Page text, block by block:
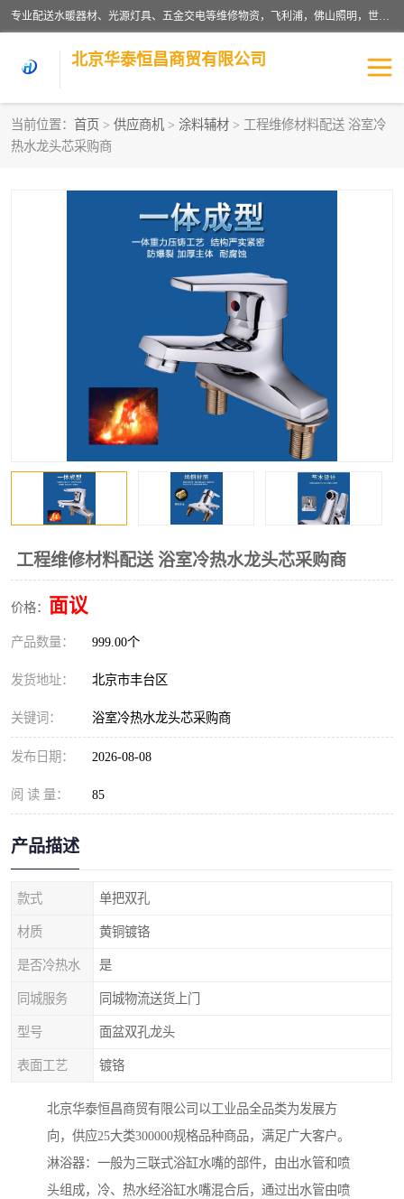
专业配送水暖器材、光源灯具、五金交电等维修物资，飞利浦，佛山照明，世达，博世，九牧，特陶等各产品涉及国内外知名品牌。公司专注与物业、学校、酒店、工厂等单位合作，提供一站式配送服务，降低客户综合成本。依托电子商务改变传统模式，以专业的团队为客户提供24H物资配送到达，货到月结、统一开票，便捷退换等服务，提高了企业的运营效率。
北京华泰恒昌商贸有限公司
当前位置： 首页 > 供应商机 > 涂料辅材 > 工程维修材料配送 浴室冷
热水龙头芯采购商
工程维修材料配送 浴室冷热水龙头芯采购商
价格： 面议
产品数量： 999.00个
发货地址： 北京市丰台区
关键词： 浴室冷热水龙头芯采购商
发布日期： 2026-08-08
阅 读 量： 85
产品描述
款式 单把双孔
材质 黄铜镀铬
是否冷热水 是
同城服务 同城物流送货上门
型号 面盆双孔龙头
表面工艺 镀铬
北京华泰恒昌商贸有限公司以工业品全品类为发展方
向，供应25大类300000规格品种商品，满足广大客户。
淋浴器：一般为三联式浴缸水嘴的部件，由出水管和喷
头组成，冷、热水经浴缸水嘴混合后，通过出水管由喷
水暖阀门
涂料辅材